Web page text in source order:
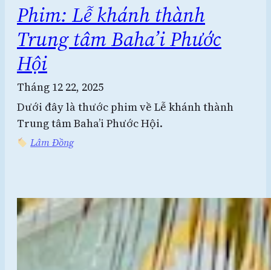
Phim: Lễ khánh thành
Trung tâm Baha’i Phước
Hội
Tháng 12 22, 2025
Dưới đây là thước phim về Lễ khánh thành
Trung tâm Baha’i Phước Hội.
Lâm Đồng